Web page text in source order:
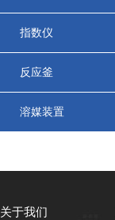
指数仪
反应釜
溶媒装置
关于我们